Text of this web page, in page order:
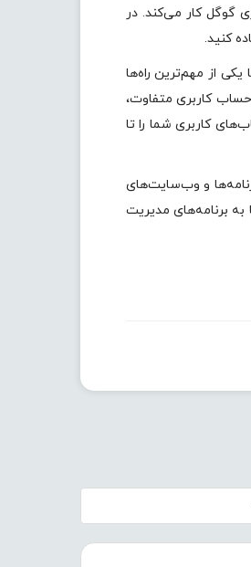
گوگل کار می‌کند. در
کنید.
از مهم‌ترین راه‌ها
کاربری متفاوت،
کاربری شما را تا
و وب‌سایت‌های
به برنامه‌های مدیریت